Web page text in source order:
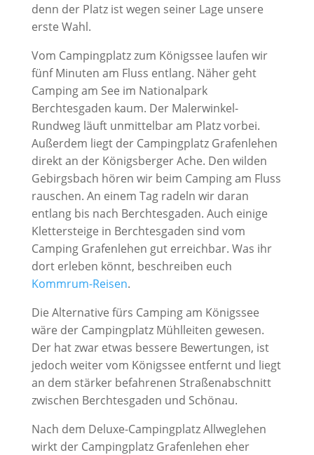
denn der Platz ist wegen seiner Lage unsere
erste Wahl.
Vom Campingplatz zum Königssee laufen wir
fünf Minuten am Fluss entlang. Näher geht
Camping am See im Nationalpark
Berchtesgaden kaum. Der Malerwinkel-
Rundweg läuft unmittelbar am Platz vorbei.
Außerdem liegt der Campingplatz Grafenlehen
direkt an der Königsberger Ache. Den wilden
Gebirgsbach hören wir beim Camping am Fluss
rauschen. An einem Tag radeln wir daran
entlang bis nach Berchtesgaden. Auch einige
Klettersteige in Berchtesgaden sind vom
Camping Grafenlehen gut erreichbar. Was ihr
dort erleben könnt, beschreiben euch
Kommrum-Reisen.
Die Alternative fürs Camping am Königssee
wäre der Campingplatz Mühlleiten gewesen.
Der hat zwar etwas bessere Bewertungen, ist
jedoch weiter vom Königssee entfernt und liegt
an dem stärker befahrenen Straßenabschnitt
zwischen Berchtesgaden und Schönau.
Nach dem Deluxe-Campingplatz Allweglehen
wirkt der Campingplatz Grafenlehen eher